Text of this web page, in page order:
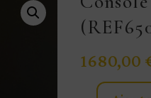
1680,00